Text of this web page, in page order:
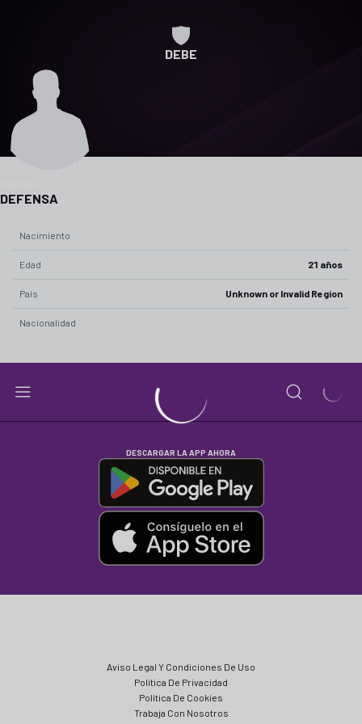
DEBE
DEFENSA
Nacimiento
Edad 21 años
País Unknown or Invalid Region
Nacionalidad
DESCARGAR LA APP AHORA
Aviso Legal Y Condiciones De Uso
Política De Privacidad
Política De Cookies
Trabaja Con Nosotros